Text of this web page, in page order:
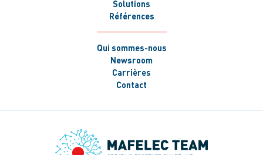
Solutions
Références
Qui sommes-nous
Newsroom
Carrières
Contact